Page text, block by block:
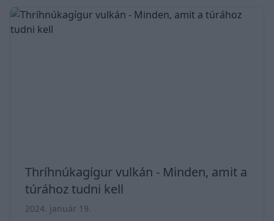
turisztikai célpont, és átjáróként szolgál a
Snæfellsnes Nemzeti Parkhoz, amely változatos
Thríhnúkagígur vulkán - Minden, amit a
túrához tudni kell
2024. január 19.